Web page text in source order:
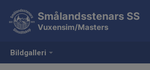
Bildgalleri
Smålandsstenars SS
Vuxensim/Masters